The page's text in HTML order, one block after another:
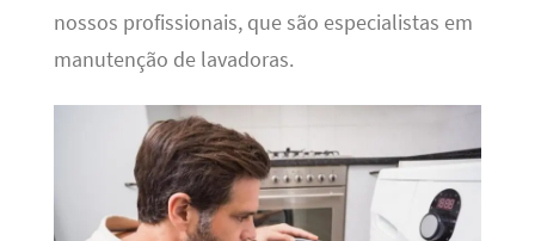
nossos profissionais, que são especialistas em
manutenção de lavadoras.